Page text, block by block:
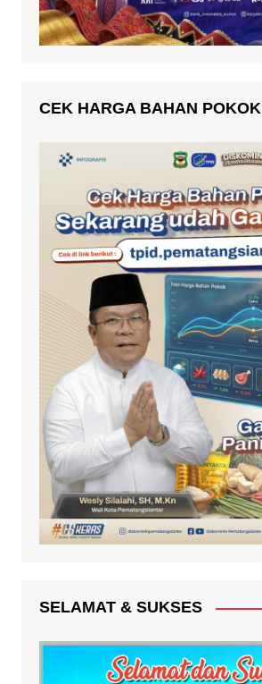
CEK HARGA BAHAN POKOK
SELAMAT & SUKSES